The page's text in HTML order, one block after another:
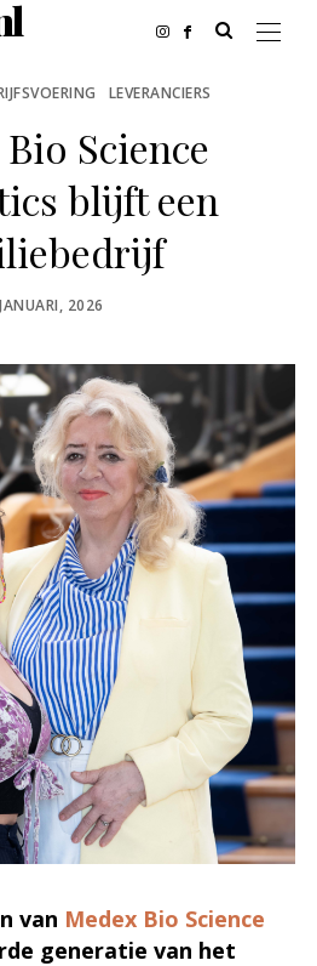
LEVERANCIERS
Science
blijft een
2026
van Medex Bio Science
generatie van het